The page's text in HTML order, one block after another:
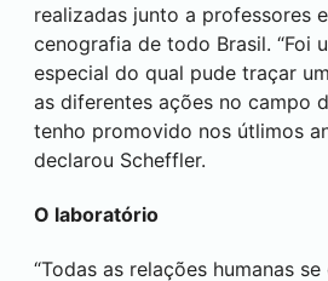
realizadas junto a professores
cenografia de todo Brasil. “Foi
especial do qual pude traçar
as diferentes ações no campo
tenho promovido nos útlimos
declarou Scheffler.
O laboratório
“Todas as relações humanas